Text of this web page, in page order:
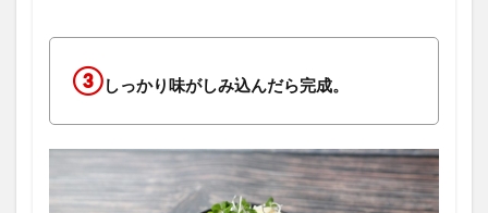
③しっかり味がしみ込んだら完成。